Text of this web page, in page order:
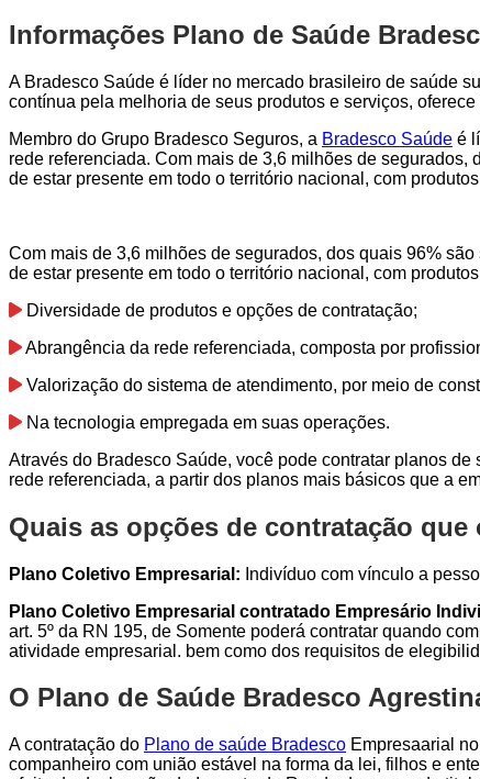
Informações Plano de Saúde
A Bradesco Saúde é líder no mercado brasileiro de saúde
contínua pela melhoria de seus produtos e serviços,
Membro do Grupo Bradesco Seguros, a Bradesco Saúde é
rede referenciada. Com mais de 3,6 milhões de
de estar presente em todo o território nacional, com
Com mais de 3,6 milhões de segurados, dos quais 96%
de estar presente em todo o território nacional, com
Diversidade de produtos e opções de contratação;
Abrangência da rede referenciada, composta por
Valorização do sistema de atendimento, por meio de
Na tecnologia empregada em suas operações.
Através do Bradesco Saúde, você pode contratar planos
rede referenciada, a partir dos planos mais básicos que a
Quais as opções de contratação
Plano Coletivo Empresarial: Indivíduo com vínculo a
Plano Coletivo Empresarial contratado Empresário
art. 5º da RN 195, de Somente poderá contratar quando
atividade empresarial. bem como dos requisitos de
O Plano de Saúde Bradesco
A contratação do Plano de saúde Bradesco Empresaarial
companheiro com união estável na forma da lei, filhos e